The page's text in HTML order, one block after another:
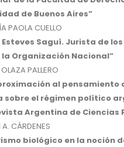
de Buenos Aires”
PAOLA CUELLO
Esteves Saguí. Jurista de
la Organización Nacional”
PALLERO
al pensamiento
sobre el régimen político
Argentina de Ciencias
CÁRDENES
biológico en la noción